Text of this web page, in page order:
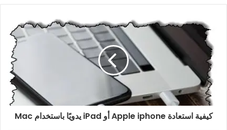
كيفية استعادة Apple iphone أو iPad يدويًا باستخدام Mac